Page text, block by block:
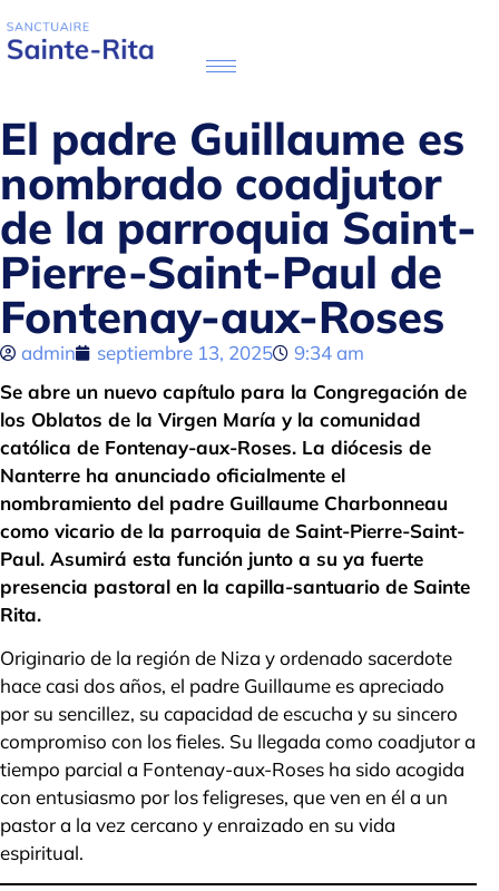
El padre Guillaume es
nombrado coadjutor
de la parroquia Saint-
Pierre-Saint-Paul de
Fontenay-aux-Roses
admin septiembre 13, 2025
9:34 am
Se abre un nuevo capítulo para la Congregación de
los Oblatos de la Virgen María y la comunidad
católica de Fontenay-aux-Roses. La diócesis de
Nanterre ha anunciado oficialmente el
nombramiento del padre Guillaume Charbonneau
como vicario de la parroquia de Saint-Pierre-Saint-
Paul. Asumirá esta función junto a su ya fuerte
presencia pastoral en la capilla-santuario de Sainte
Rita.
Originario de la región de Niza y ordenado sacerdote
hace casi dos años, el padre Guillaume es apreciado
por su sencillez, su capacidad de escucha y su sincero
compromiso con los fieles. Su llegada como coadjutor a
tiempo parcial a Fontenay-aux-Roses ha sido acogida
con entusiasmo por los feligreses, que ven en él a un
pastor a la vez cercano y enraizado en su vida
espiritual.